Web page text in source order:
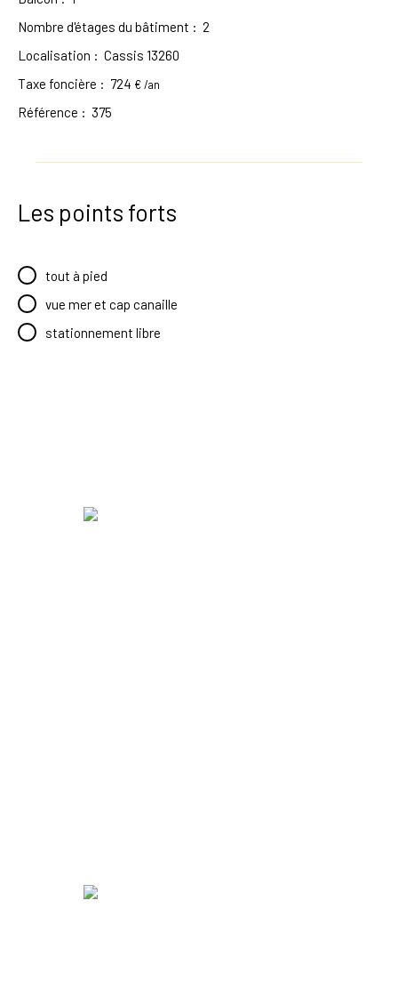
Nombre d'étages du bâtiment : 2
Localisation : Cassis 13260
Taxe foncière : 724 € /an
Référence : 375
Les points forts
tout à pied
vue mer et cap canaille
stationnement libre